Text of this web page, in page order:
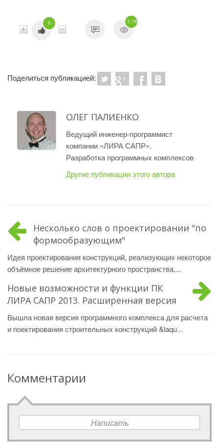
0 7.7K
Поделиться публикацией:
ОЛЕГ ПАЛИЕНКО
Ведущий инженер-программист
компании «ЛИРА САПР».
Разработка программных комплексов
Другие публикации этого автора
Несколько слов о проектировании "по
формообразующим"
Идея проектирования конструкций, реализующих некоторое
объёмное решение архитектурного пространства,...
Новые возможности и функции ПК
ЛИРА САПР 2013. Расширенная версия
Вышла новая версия программного комплекса для расчета
и поектирования строительных конструкций &laqu...
Комментарии
Написать